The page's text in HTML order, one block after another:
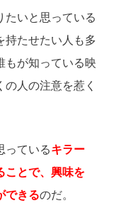
たいと思っている
持たせたい人も多
もが知っている映
人の注意を惹く
っているキラー
ことで、興味を
できるのだ。